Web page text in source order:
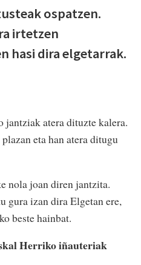
ospatzen.
irtetzen
hasi dira elgetarrak.
jantziak atera dituzte kalera.
eta han atera ditugu
nola joan diren jantzita.
gura izan dira Elgetan ere,
beste hainbat.
Herriko iñauteriak